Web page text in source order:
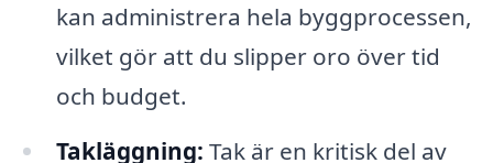
kan administrera hela byggprocessen,
vilket gör att du slipper oro över tid
och budget.
Takläggning: Tak är en kritisk del av